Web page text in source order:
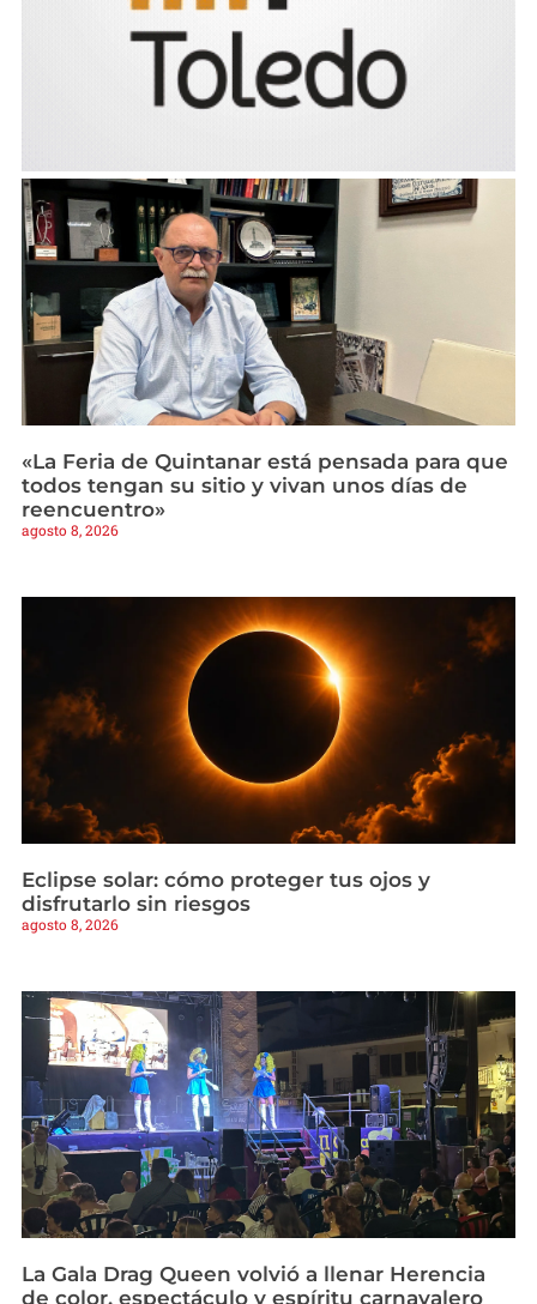
«La Feria de Quintanar está pensada para que
todos tengan su sitio y vivan unos días de
reencuentro»
agosto 8, 2026
Eclipse solar: cómo proteger tus ojos y
disfrutarlo sin riesgos
agosto 8, 2026
La Gala Drag Queen volvió a llenar Herencia
de color, espectáculo y espíritu carnavalero